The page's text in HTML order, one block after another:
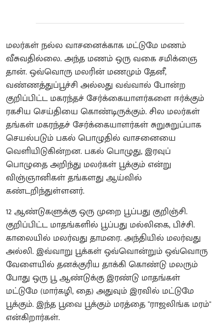
மலர்கள் நல்ல வாசனைக்காக மட்டுமே மணம்
வீசுவதில்லை. அந்த மணம் ஒரு வகை சமிக்ஞை
தான். ஒவ்வொரு மலரின் மணமும் தேனீ,
வண்ணத்துப்பூச்சி அல்லது வவ்வால் போன்ற
குறிப்பிட்ட மகரந்தச் சேர்க்கையாளர்களை ஈர்க்கும்
ரகசிய செய்தியை கொண்டிருக்கும். சில மலர்கள்
தங்கள் மகரந்தச் சேர்க்கையாளர்கள் சுறுசுறுப்பாக
செயல்படும் பகல் பொழுதில் வாசனையை
வெளியிடுகின்றன. பகல் பொழுது, இரவுப்
பொழுதை அறிந்து மலர்கள் பூக்கும் என்று
விஞ்ஞானிகள் தங்களது ஆய்வில்
கண்டறிந்துள்ளனர்.
12 ஆண்டுகளுக்கு ஒரு முறை பூப்பது குறிஞ்சி.
குறிப்பிட்ட மாதங்களில் பூப்பது மல்லிகை, பிச்சி.
காலையில் மலர்வது தாமரை. அந்தியில் மலர்வது
அல்லி. இவ்வாறு பூக்கள் ஒவ்வொன்றும் ஒவ்வொரு
வேளையில் தனக்குரிய தாக்கி கொண்டு மலரும்
போது ஒரு பூ ஆண்டுக்கு இரண்டு மாதங்கள்
மட்டுமே (மார்கழி, தை) அதுவும் இரவில் மட்டுமே
பூக்கும். இந்த பூவை பூக்கும் மரத்தை "ராஜலிங்க மரம்"
என்கிறார்கள்.